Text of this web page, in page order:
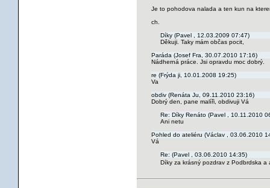
Je to pohodova nalada a ten kun na
ch.
Díky (Pavel , 12.03.2009 07:47)
Děkuji. Taky mám občas pocit,
Paráda (Josef Fra, 30.07.2010 17:16)
Nádherná práce. Jsi opravdu moc dobrý.
re (Frýda ji, 10.01.2008 19:25)
Va
obdiv (Renáta Ju, 09.11.2010 23:16)
Dobrý den, pane malíři, obdivuji Vá
Re: Díky Renáto (Pavel , 10.11.2010
Ani netu
Pohled do ateliéru (Václav , 03.06.2010
Vá
Re: (Pavel , 03.06.2010 14:35)
Díky za krásný pozdrav z Podbrdska a